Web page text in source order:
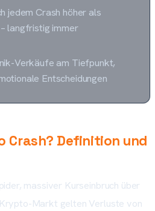
jedem Crash höher als
langfristig immer
Verkäufe am Tiefpunkt,
Entscheidungen
Crash? Definition und
massiver Kurseinbruch über
Markt gelten Verluste von